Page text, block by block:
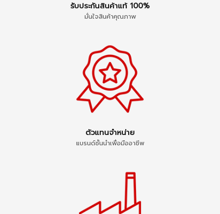
รับประกันสินค้าแท้ 100%
มั่นใจสินค้าคุณภาพ
ตัวแทนจำหน่าย
แบรนด์ชั้นนำเพื่อมืออาชีพ